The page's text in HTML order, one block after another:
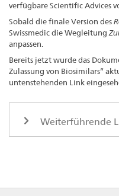
verfügbare Scientific Advices
Sobald die finale Version des
Swissmedic die Wegleitung
anpassen.
Bereits jetzt wurde das
Zulassung von Biosimilars“
untenstehenden Link
Weiterführende